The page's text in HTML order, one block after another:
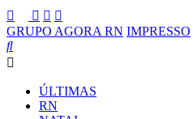
GRUPO AGORA RN IMPRESSO
ÚLTIMAS
RN